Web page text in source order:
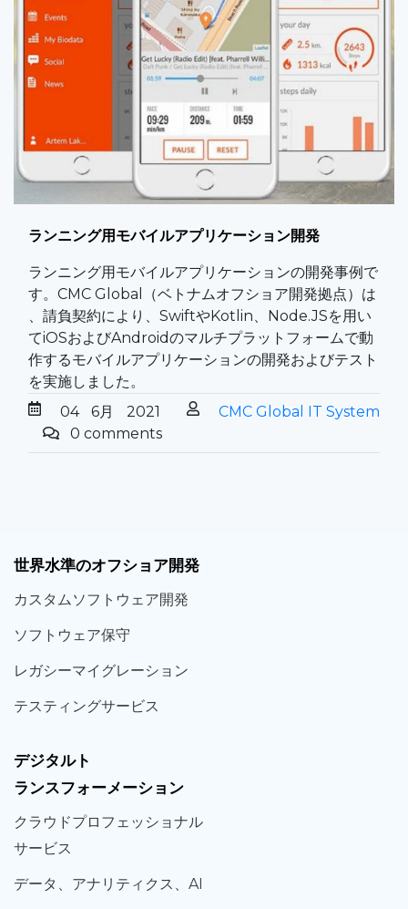
ランニング用モバイルアプリケーション開発
ランニング用モバイルアプリケーションの開発事例で
す。CMC Global（ベトナムオフショア開発拠点）は
、請負契約により、SwiftやKotlin、Node.JSを用い
てiOSおよびAndroidのマルチプラットフォームで動
作するモバイルアプリケーションの開発およびテスト
を実施しました。
04
6月 2021
CMC Global IT System
0 comments
世界水準のオフショア開発
カスタムソフトウェア開発
ソフト ウェア保守
レガシーマイグレーション
テスティングサービス
デジタルト
ランスフォーメーション
クラウドプロフェッショナル
サービス
データ、 アナリティクス、 AI